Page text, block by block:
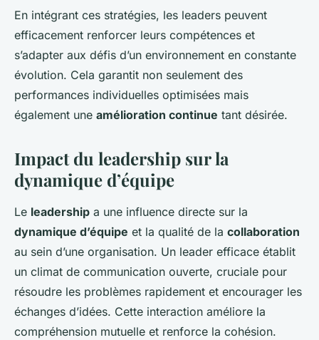
En intégrant ces stratégies, les leaders peuvent
efficacement renforcer leurs compétences et
s’adapter aux défis d’un environnement en constante
évolution. Cela garantit non seulement des
performances individuelles optimisées mais
également une amélioration continue tant désirée.
Impact du leadership sur la
dynamique d’équipe
Le leadership a une influence directe sur la
dynamique d’équipe et la qualité de la collaboration
au sein d’une organisation. Un leader efficace établit
un climat de communication ouverte, cruciale pour
résoudre les problèmes rapidement et encourager les
échanges d’idées. Cette interaction améliore la
compréhension mutuelle et renforce la cohésion.